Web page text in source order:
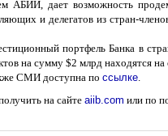
АБИИ, дает возможность
и делегатов из стран-
портфель Банка в
на сумму $2 млрд находятся на
СМИ доступна по ссылке.
на сайтеaiib.com или по